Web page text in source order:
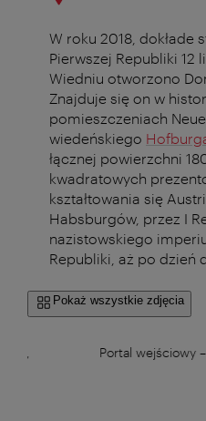
W roku 2018, dokłade
Pierwszej Republiki 12
Wiedniu otworzono
Znajduje się on w
pomieszczeniach
wiedeńskiego
łącznej powierzchni
kwadratowych
kształtowania się
Habsburgów, przez I
nazistowskiego
Republiki, aż po dzień
Pokaż wszystkie zdjęcia
Portal wejściowy –